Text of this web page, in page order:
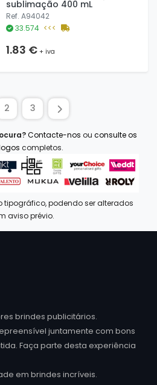
sublimação 400 mL
Ref. A94042
33.574 <<<
1.83 €+ iva
2 3
Contacte-nos ou consulte os
completos.
tipográfico, podendo ser alterados
aviso prévio.
brindes publicitários.
juntamente com bons
Faça parte desta experiência
em brindes incríveis.